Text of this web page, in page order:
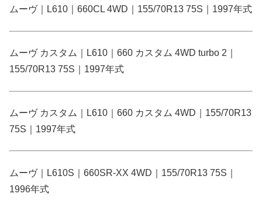
ムーヴ｜L610｜660CL 4WD｜155/70R13 75S｜1997年式
ムーヴ カスタム｜L610｜660 カスタム 4WD turbo 2｜
155/70R13 75S｜1997年式
ムーヴ カスタム｜L610｜660 カスタム 4WD｜155/70R13
75S｜1997年式
ムーヴ｜L610S｜660SR-XX 4WD｜155/70R13 75S｜
1996年式